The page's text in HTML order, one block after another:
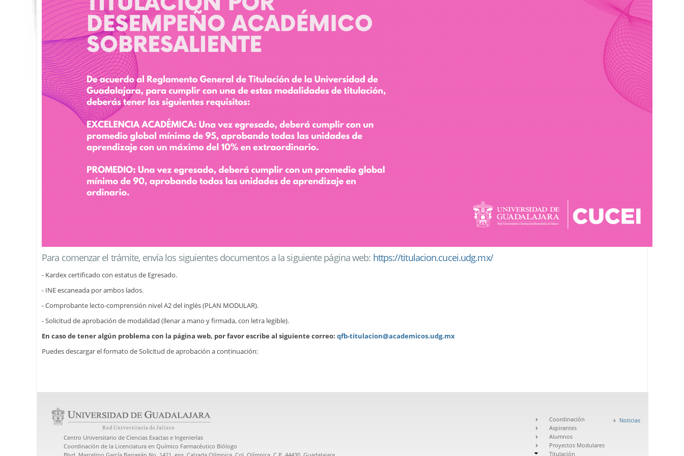
Para comenzar el trámite, envía los siguientes documentos a la siguiente página web: https://titulacion.cucei.udg.mx/
- Kardex certificado con estatus de Egresado.
- INE escaneada por ambos lados.
- Comprobante lecto-comprensión nivel A2 del inglés (PLAN MODULAR).
- Solicitud de aprobación de modalidad (llenar a mano y firmada, con letra legible).
En caso de tener algún problema con la página web, por favor escribe al siguiente correo: qfb-titulacion@academicos.udg.mx
Puedes descargar el formato de Solicitud de aprobación a continuación:
Centro Universitario de Ciencias Exactas e Ingenierías
Coordinación de la Licenciatura en Químico Farmacéutico Biólogo
Noticias
Coordinación
Aspirantes
Alumnos
Proyectos Modulares
Titulación